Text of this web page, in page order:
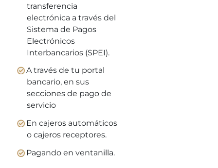
transferencia
electrónica a través del
Sistema de Pagos
Electrónicos
Interbancarios (SPEI).
A través de tu portal
bancario, en sus
secciones de pago de
servicio
En cajeros automáticos
o cajeros receptores.
Pagando en ventanilla.